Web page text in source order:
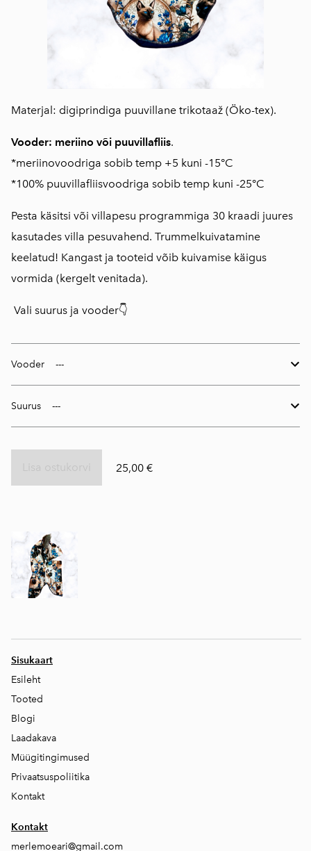
Materjal: digiprindiga puuvillane trikotaaž (Öko-tex).
Vooder: meriino või puuvillafliis.
*meriinovoodriga sobib temp +5 kuni -15°C
*100% puuvillafliisvoodriga sobib temp kuni -25°C
Pesta käsitsi või villapesu programmiga 30 kraadi juures
kasutades villa pesuvahend. Trummelkuivatamine
keelatud! Kangast ja tooteid võib kuivamise käigus
vormida (kergelt venitada).
Vali suurus ja vooder👇
Vooder
Suurus
25,00 €
Sisukaart
Esileht
Tooted
Blogi
Laadakava
Müügitingimused
Privaatsuspoliitika
Kontakt
Kontakt
merlemoeari@gmail.com